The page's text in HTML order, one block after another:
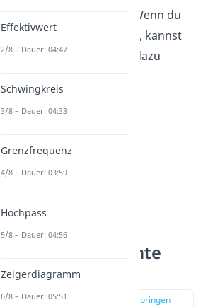
dass die Lampe leuchtet. Wenn du
Fragen zur
hast, kannst
du dir gerne unser Video dazu
Lorentzkraft Rechte
Hand Regel
zur Stelle im Video springen
Effektivwert
2/8 – Dauer: 04:47
Schwingkreis
3/8 – Dauer: 04:33
Grenzfrequenz
4/8 – Dauer: 03:59
Hochpass
5/8 – Dauer: 04:56
Zeigerdiagramm
6/8 – Dauer: 05:51